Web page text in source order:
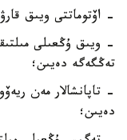
- اۆتوماتتى ويىق قارۋ ءۇشىن - 345
تەڭگەگە دەيىن؛
دەيىن؛